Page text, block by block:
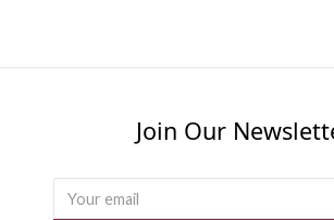
Join Our